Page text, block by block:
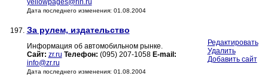
yellowpages@rin.ru
Дата последнего изменения: 01.08.2004
197. За рулем, издательство
Информация об автомобильном рынке.
Сайт: zr.ru Телефон: (095) 207-1058 E-mail:
info@zr.ru
Дата последнего изменения: 01.08.2004
Редактировать
Удалить
Добавить сайт